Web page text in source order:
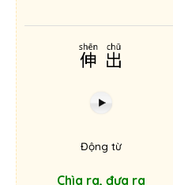
伸出
Động từ
Chìa ra, đưa ra